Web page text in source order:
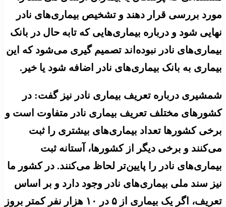
مورد بررسی قرار دهند و تشخیص بیماری‌های نادر
نهایی شود و درباره بیماری‌هایی که تابه حال در بانک
بیماری‌های نادر نبوده‌اند تصمیم گیری می‌شود که این
بیماری به بانک بیماری‌های نادر اضافه شود یا خیر.
شمشیری درباره تعریف بیماری نادر نیز گفت: در
کشورهای مختلف تعریف بیماری نادر متفاوت است و
برخی کشورها تعداد بیماری‌های بیشتری را ثبت
می‌کنند و برخی دیگر از کشورها، آستانه ثبت
بیماری‌های نادر را پایین‌تر لحاظ می‌کنند. در کشور ما
نیز سند ملی بیماری‌های نادر وجود دارد و بر اساس
تعریف، اگر یک بیماری از ۵ در ۱۰ هزار نفر کمتر بروز